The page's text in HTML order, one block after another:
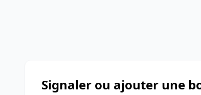
Signaler ou ajouter une